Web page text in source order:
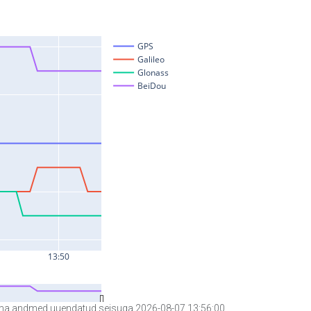
andmed uuendatud seisuga 2026-08-07 13:56:00